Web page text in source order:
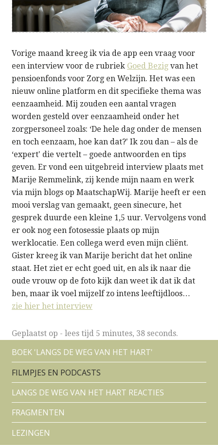
Vorige maand kreeg ik via de app een vraag voor
een interview voor de rubriek Goed Bezig van het
pensioenfonds voor Zorg en Welzijn. Het was een
nieuw online platform en dit specifieke thema was
eenzaamheid. Mij zouden een aantal vragen
worden gesteld over eenzaamheid onder het
zorgpersoneel zoals: ‘De hele dag onder de mensen
en toch eenzaam, hoe kan dat?' Ik zou dan – als de
‘expert' die vertelt – goede antwoorden en tips
geven. Er vond een uitgebreid interview plaats met
Marije Remmelink, zij kende mijn naam en werk
via mijn blogs op MaatschapWij. Marije heeft er een
mooi verslag van gemaakt, geen sinecure, het
gesprek duurde een kleine 1,5 uur. Vervolgens vond
er ook nog een fotosessie plaats op mijn
werklocatie. Een collega werd even mijn cliënt.
Gister kreeg ik van Marije bericht dat het online
staat. Het ziet er echt goed uit, en als ik naar die
oude vrouw op de foto kijk dan weet ik dat ik dat
ben, maar ik voel mijzelf zo intens leeftijdloos…
zie hier het interview
Geplaatst op - lees tijd 5 minutes, 38 seconds.
BOEK 'LANGS DE WEG VAN HET HART'
FILMPJES EN PODCASTS
LANGS DE WEG VAN HET HART REACTIES
FRAGMENTEN
LEZINGEN